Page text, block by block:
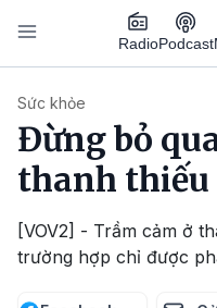
Nhảy đến nội dung
RadioPodcast
Sức khỏe
Đừng bỏ
thanh
[VOV2] - Trầm cảm ở
trường hợp chỉ được